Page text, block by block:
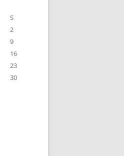
S
2
9
16
23
30